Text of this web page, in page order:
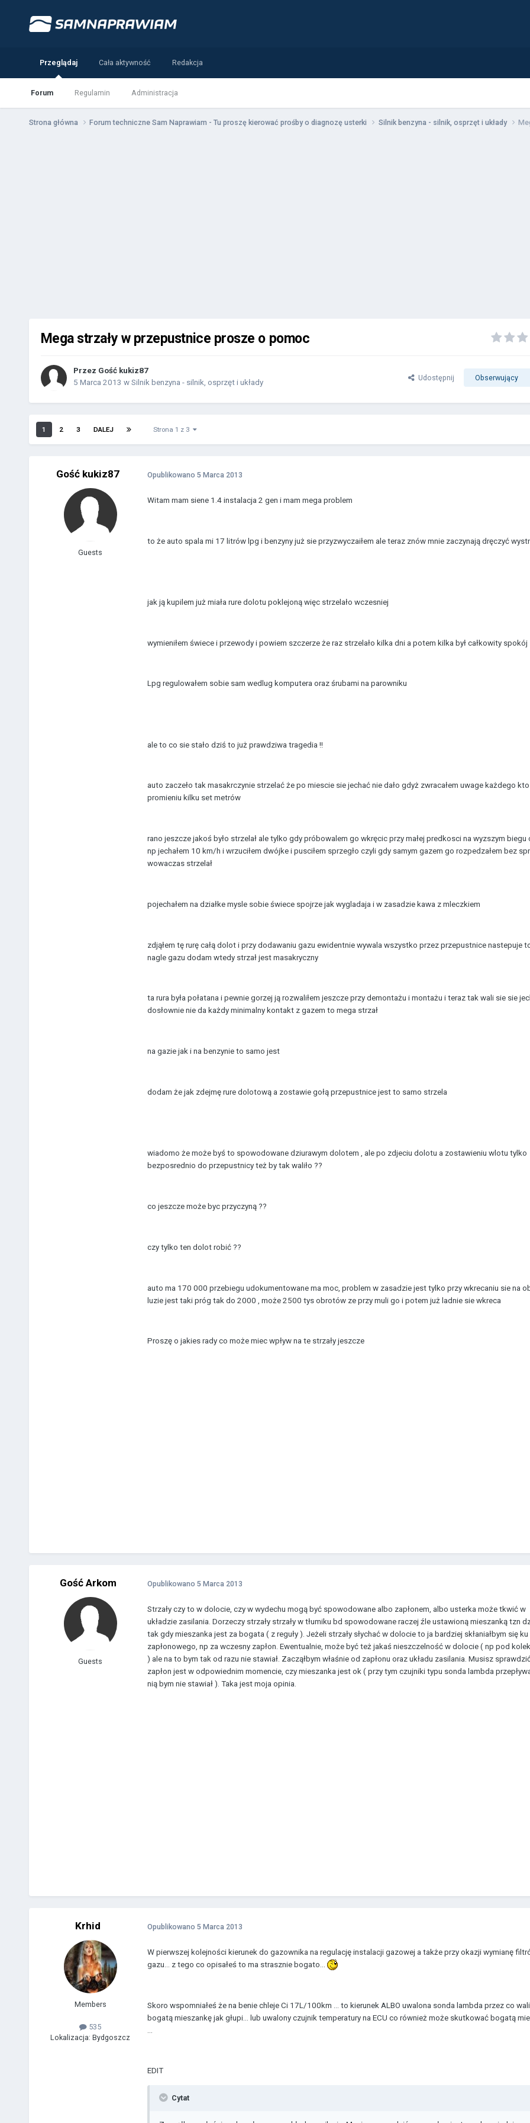
Przeglądaj
Forum Regulamin Administracja
Cała aktywność Redakcja
Strona główna Forum techniczne Sam Naprawiam - Tu proszę kierować prośby o diagnozę usterki Silnik benzyna - silnik, osprzęt i układy
Mega strzały w przepustnice prosze o pomoc
Przez Gość kukiz87
5 Marca 2013 w Silnik benzyna - silnik, osprzęt i układy Udostępnij Obserwujący
1 2 3 DALEJ Strona 1 z 3
Gość kukiz87
Guests
Opublikowano 5 Marca 2013
Witam mam siene 1.4 instalacja 2 gen i mam mega problem
to że auto spala mi 17 litrów lpg i benzyny już sie przyzwyczaiłem ale teraz znów mnie zaczynają dręczyć
jak ją kupilem już miała rure dolotu poklejoną więc strzelało wczesniej
wymieniłem świece i przewody i powiem szczerze że raz strzelało kilka dni a potem kilka był całkowity spokój
Lpg regulowałem sobie sam wedlug komputera oraz śrubami na parowniku
ale to co sie stało dziś to już prawdziwa tragedia !!
auto zaczeło tak masakrczynie strzelać że po miescie sie jechać nie dało gdyż zwracałem uwage każdego kto
promieniu kilku set metrów
rano jeszcze jakoś było strzelał ale tylko gdy próbowalem go wkręcic przy małej predkosci na wyzszym biegu
np jechałem 10 km/h i wrzuciłem dwójke i pusciłem sprzegło czyli gdy samym gazem go rozpedzałem bez
wowaczas strzelał
pojechałem na działke mysle sobie świece spojrze jak wygladaja i w zasadzie kawa z mleczkiem
zdjąłem tę rurę całą dolot i przy dodawaniu gazu ewidentnie wywala wszystko przez przepustnice nastepuje
nagle gazu dodam wtedy strzał jest masakryczny
ta rura była połatana i pewnie gorzej ją rozwaliłem jeszcze przy demontażu i montażu i teraz tak wali sie sie
dosłownie nie da każdy minimalny kontakt z gazem to mega strzał
na gazie jak i na benzynie to samo jest
dodam że jak zdejmę rure dolotową a zostawie gołą przepustnice jest to samo strzela
wiadomo że może byś to spowodowane dziurawym dolotem , ale po zdjeciu dolotu a zostawieniu wlotu tylko
bezposrednio do przepustnicy też by tak waliło ??
co jeszcze może byc przyczyną ??
czy tylko ten dolot robić ??
auto ma 170 000 przebiegu udokumentowane ma moc, problem w zasadzie jest tylko przy wkrecaniu sie na
luzie jest taki próg tak do 2000 , może 2500 tys obrotów ze przy muli go i potem już ladnie sie wkreca
Proszę o jakies rady co może miec wpływ na te strzały jeszcze
Gość Arkom
Guests
Opublikowano 5 Marca 2013
Strzały czy to w dolocie, czy w wydechu mogą być spowodowane albo zapłonem, albo usterka może tkwić w
układzie zasilania. Dorzeczy strzały strzały w tłumiku bd spowodowane raczej źle ustawioną mieszanką tzn
tak gdy mieszanka jest za bogata ( z reguły ). Jeżeli strzały słychać w dolocie to ja bardziej skłaniałbym się ku
zapłonowego, np za wczesny zapłon. Ewentualnie, może być też jakaś nieszczelność w dolocie ( np pod
) ale na to bym tak od razu nie stawiał. Zacząłbym właśnie od zapłonu oraz układu zasilania. Musisz
zapłon jest w odpowiednim momencie, czy mieszanka jest ok ( przy tym czujniki typu sonda lambda
nią bym nie stawiał ). Taka jest moja opinia.
Krhid
Members
535
Lokalizacja: Bydgoszcz
Opublikowano 5 Marca 2013
W pierwszej kolejności kierunek do gazownika na regulację instalacji gazowej a także przy okazji wymianę
gazu... z tego co opisałeś to ma strasznie bogato...
Skoro wspomniałeś że na benie chleje Ci 17L/100km ... to kierunek ALBO uwalona sonda lambda przez co
bogatą mieszankę jak głupi... lub uwalony czujnik temperatury na ECU co również może skutkować bogatą
EDIT
Cytat